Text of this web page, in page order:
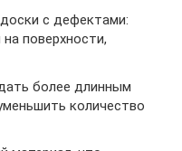
с дефектами:
поверхности,
более длинным
количество